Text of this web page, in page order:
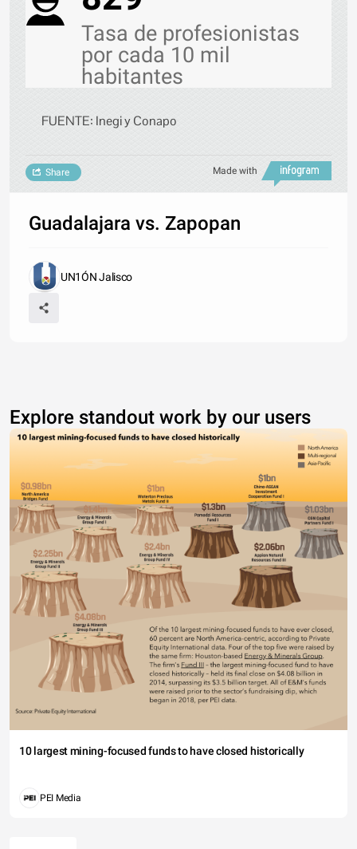
Tasa de profesionistas
por cada 10 mil
habitantes
FUENTE: Inegi y Conapo
Made with
Share
Guadalajara vs. Zapopan
UN1ÓN Jalisco
Explore standout work by our users
10 largest mining-focused funds to have closed historically
PEI Media